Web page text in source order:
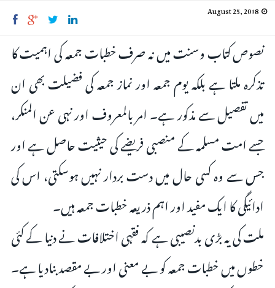
August 25, 2018
نصوص کتاب وسنت میں نہ صرف خطبات جمعہ کی اہمیت کا
تذکرہ ملتا ہے بلکہ یوم جمعہ اور نماز جمعہ کی فضیلت بھی ان
میں تفصیل سے مذکور ہے۔ امر بالمعروف اور نہی عن المنکر،
جسے امت مسلمہ کے منصبی فریضے کی حیثیت حاصل ہے اور
جس سے وہ کسی حال میں دست بردار نہیں ہوسکتی، اس کی
ادائیگی کا ایک مفید اور اہم ذریعہ خطبات جمعہ ہیں۔
ملت کی یہ بڑی بدنصیبی ہے کہ فقہی اختلافات نے دنیا کے کئی
خطوں میں خطبات جمعہ کو بے معنی اور بے مقصد بنادیا ہے۔